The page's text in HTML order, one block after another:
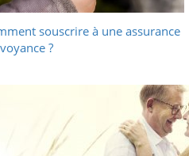
souscrire à une assurance
?